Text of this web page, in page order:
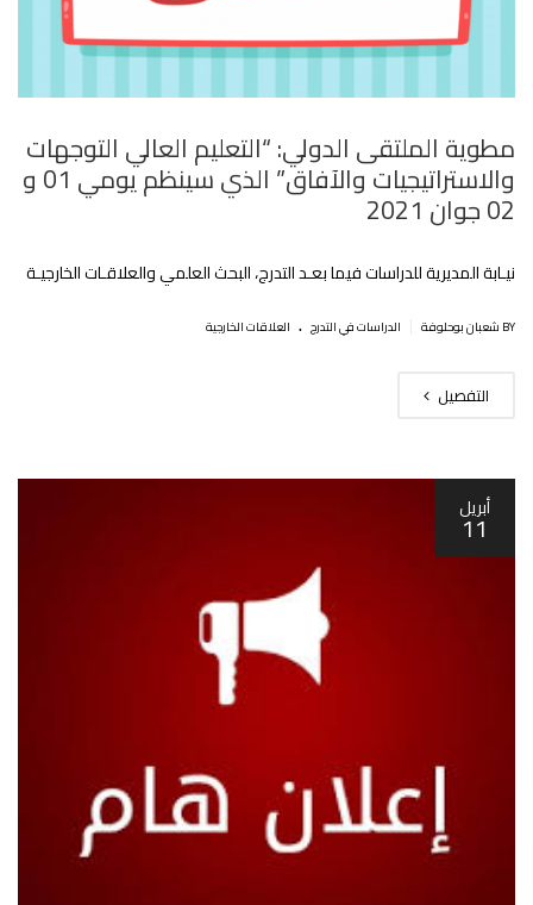
مطوية الملتقى الدولي: “التعليم العالي التوجهات
والاستراتيجيات والآفاق” الذي سينظم يومي 01 و
02 جوان 2021
نيـابة المديرية للدراسات فيما بعـد التدرج، البحث العلمي والعلاقـات الخارجيـة
BY شعبان بوحلوفة الدراسات في التدرج . العلاقات الخارجية
التفصيل
أبريل
11